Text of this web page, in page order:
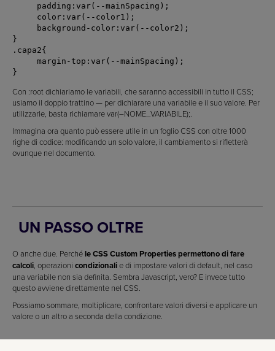
     padding:var(--mainSpacing);
     color:var(--color1);
     background-color:var(--color2);
}
.capa2{
     margin-top:var(--mainSpacing);
Con :root dichiariamo le variabili, che saranno accessibili in tutto il CSS;
usiamo il doppio trattino — per dichiarare una variabile e il suo valore. Per
utilizzarle, basta richiamare var(–NOME_VARIABILE);.
Immagina ora quanto può essere utile in un foglio CSS con oltre 1000
righe di codice: modificando un solo valore, il cambiamento si rifletterà
ovunque nel documento.
UN PASSO OLTRE
O anche due. Perché le CSS Custom Properties permettono di fare
calcoli, operazioni condizionalie di impostare valori di default, nel caso
una variabile non sia definita. Sembra Javascript, vero? E invece tutto
questo avviene direttamente nel CSS.
Possiamo sommare, moltiplicare, confrontare valori diversi e applicare un
valore o un altro a seconda della condizione.